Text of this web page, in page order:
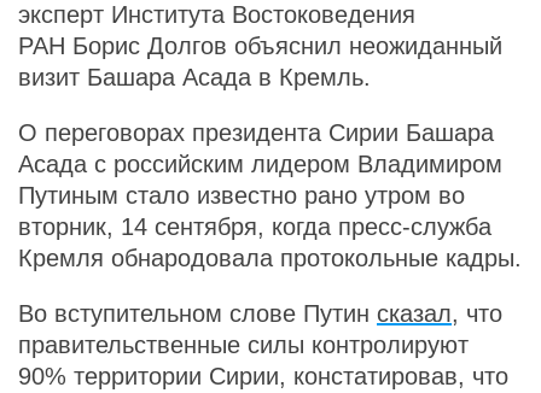
эксперт Института Востоковедения
РАН Борис Долгов объяснил неожиданный
визит Башара Асада в Кремль.
О переговорах президента Сирии Башара
Асада с российским лидером Владимиром
Путиным стало известно рано утром во
вторник, 14 сентября, когда пресс-служба
Кремля обнародовала протокольные кадры.
Во вступительном слове Путин сказал, что
правительственные силы контролируют
90% территории Сирии, констатировав, что